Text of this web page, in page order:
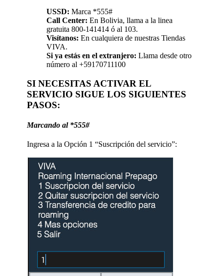
USSD: Marca *555#
Call Center: En Bolivia, llama a la linea
gratuita 800-141414 ó al 103.
Visítanos: En cualquiera de nuestras Tiendas
VIVA.
Si ya estás en el extranjero: Llama desde otro
número al +59170711100
SI NECESITAS ACTIVAR EL
SERVICIO SIGUE LOS SIGUIENTES
PASOS:
Marcando al *555#
Ingresa a la Opción 1 “Suscripción del servicio”: